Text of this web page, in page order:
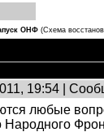
ОНФ (Схема
19:54 |
любые
Народного